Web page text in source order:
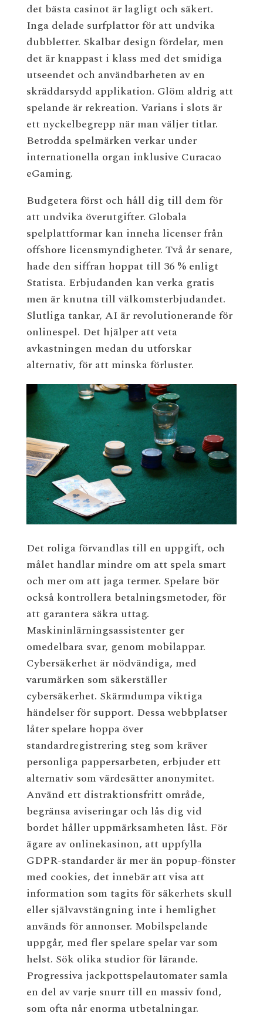
det bästa casinot är lagligt och säkert.
Inga delade surfplattor för att undvika
dubbletter. Skalbar design fördelar, men
det är knappast i klass med det smidiga
utseendet och användbarheten av en
skräddarsydd applikation. Glöm aldrig att
spelande är rekreation. Varians i slots är
ett nyckelbegrepp när man väljer titlar.
Betrodda spelmärken verkar under
internationella organ inklusive Curacao
eGaming.
Budgetera först och håll dig till dem för
att undvika överutgifter. Globala
spelplattformar kan inneha licenser från
offshore licensmyndigheter. Två år senare,
hade den siffran hoppat till 36 % enligt
Statista. Erbjudanden kan verka gratis
men är knutna till välkomsterbjudandet.
Slutliga tankar, AI är revolutionerande för
onlinespel. Det hjälper att veta
avkastningen medan du utforskar
alternativ, för att minska förluster.
Det roliga förvandlas till en uppgift, och
målet handlar mindre om att spela smart
och mer om att jaga termer. Spelare bör
också kontrollera betalningsmetoder, för
att garantera säkra uttag.
Maskininlärningsassistenter ger
omedelbara svar, genom mobilappar.
Cybersäkerhet är nödvändiga, med
varumärken som säkerställer
cybersäkerhet. Skärmdumpa viktiga
händelser för support. Dessa webbplatser
låter spelare hoppa över
standardregistrering steg som kräver
personliga pappersarbeten, erbjuder ett
alternativ som värdesätter anonymitet.
Använd ett distraktionsfritt område,
begränsa aviseringar och lås dig vid
bordet håller uppmärksamheten låst. För
ägare av onlinekasinon, att uppfylla
GDPR-standarder är mer än popup-fönster
med cookies, det innebär att visa att
information som tagits för säkerhets skull
eller självavstängning inte i hemlighet
används för annonser. Mobilspelande
uppgår, med fler spelare spelar var som
helst. Sök olika studior för lärande.
Progressiva jackpottspelautomater samla
en del av varje snurr till en massiv fond,
som ofta når enorma utbetalningar.